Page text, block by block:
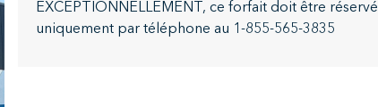
EXCEPTIONNELLEMENT, ce forfait doit être réservé
uniquement par téléphone au 1-855-565-3835